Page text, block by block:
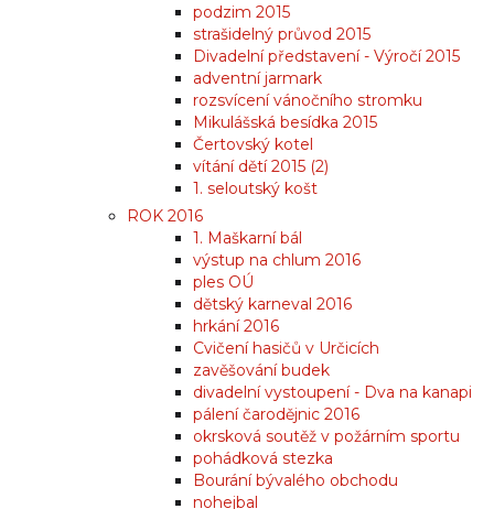
podzim 2015
strašidelný průvod 2015
Divadelní představení - Výročí 2015
adventní jarmark
rozsvícení vánočního stromku
Mikulášská besídka 2015
Čertovský kotel
vítání dětí 2015 (2)
1. seloutský košt
ROK 2016
1. Maškarní bál
výstup na chlum 2016
ples OÚ
dětský karneval 2016
hrkání 2016
Cvičení hasičů v Určicích
zavěšování budek
divadelní vystoupení - Dva na kanapi
pálení čarodějnic 2016
okrsková soutěž v požárním sportu
pohádková stezka
Bourání bývalého obchodu
nohejbal